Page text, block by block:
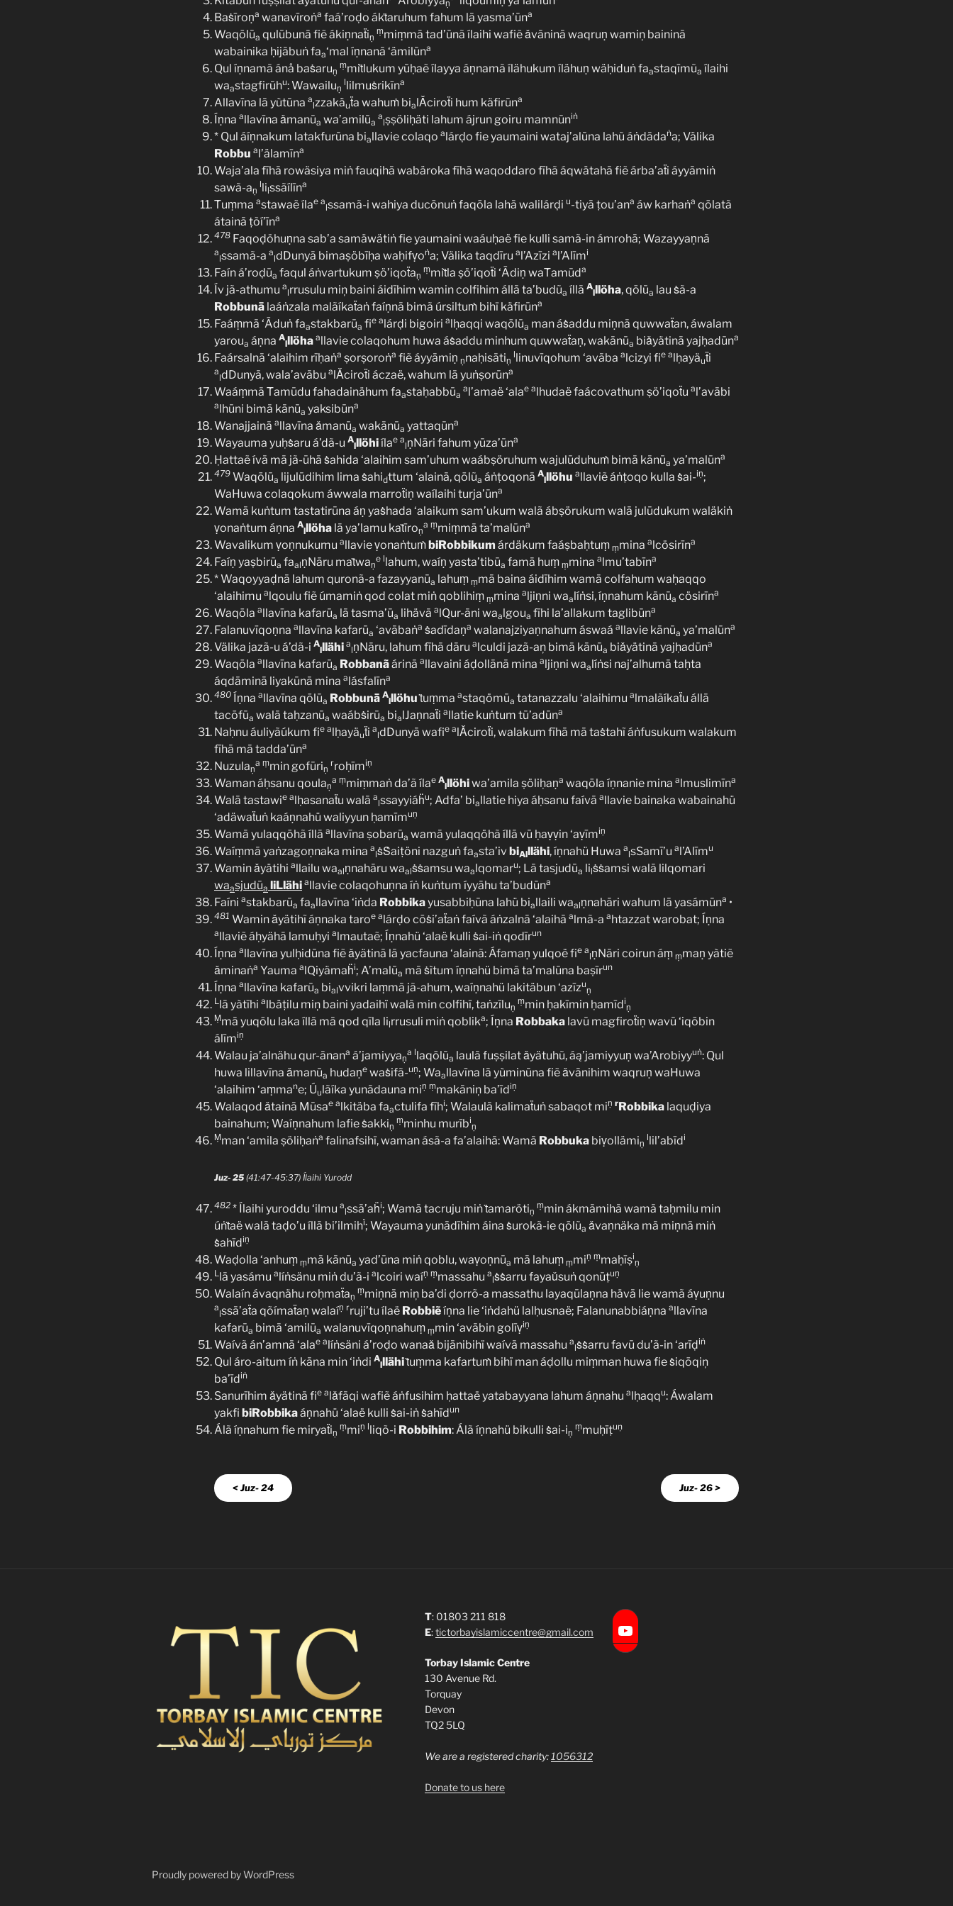
ṇ
Baṡīroṇa wanavīroṅa faá’roḍo ákṫaruhum fahum lā yasma’ūna
Waqōlūa qulūbunā fiẽ ákiṇnaẗiṇ
ṃmiṃmā tad’ūnã ílaihi wafiẽ ǎvāninā waqruṇ wamiņ baininā
wabainika ḥijābuṅ faa‘mal íṇnanā ‘ämilūna
Qul íṇnamã ánå baṡaruṇ
ṃmiṫlukum yūḥaẽ ílayya áṇnamã ílähukum ílähuṇ wäḥiduṅ faastaqīmũa ílaihi
waastagfirūhu: Wawailuṇ
llilmuṡrikīna
Allavīna lā yùtūna a
lzzakäuẗa wahuṁ bialǍciroẗi hum käfirūna
Íṇna allavīna ǎmanūa wa’amilūa
a
lṣṣöliḥäti lahum ájrun goiru mamnūniṅ
* Qul áíṇnakum latakfurūna biallavie colaqo alárḍo fie yaumaini wataj’alūna lahũ áṅdādaṅa; Välika
Robbu al’älamīna
Waja’ala fīhā rowäsiya miṅ fauqihā wabäroka fīhā waqoddaro fīhã áqwätahā fiẽ árba’aẗi áyyāmiṅ
sawã-aṇ
llilssãílīna
Ṫuṃma astawaẽ ílae a
lssamã-i wahiya ducōnuṅ faqōla lahā walilárḍi u-tiyā ṭou’ana áw karhaṅa qōlatã
átainā ṭõí’īna
478 Faqoḍöhuṇna sab’a samäwätiṅ fie yaumaini waáuḥaë fie kulli samã-in ámrohā; Wazayyaṇnā
a
lssamã-a a
ldDunyā bimaṣöbīḥa waḥifṿoṅa; Välika taqdīru al’Azīzi al’Alīmi
Faín á’roḍūa faqul áṅvartukum ṣö’iqoẗaṇ
ṃmiṫla ṣö’iqoẗi ‘Ādiṇ waṪamūda
Ív jã-athumu a
lrrusulu miņ baini áidīhim wamin colfihim állā ta’budũa íllā A
lllöha, qōlūa lau ṡã-a
Robbunā laáṅzala malãíkaẗaṅ faíṇnā bimã úrsiltuṁ bihï käfirūna
Faáṃmā ‘Āduṅ faastakbarūa fie alárḍi bigoiri alḥaqqi waqōlūa man áṡaddu miṇnā quwwaẗan, áwalam
yaroua áṇna A
lllöha allavie colaqohum huwa áṡaddu minhum quwwaẗaṇ, wakānūa biǎyätinā yajḥadūna
Faársalnā ‘alaihim rīḥaṅa ṣorṣoroṅa fiẽ áyyāmiṇ ṇnaḥisātiṇ
llinuvīqohum ‘avāba alcizyi fie alḥayäuẗi
a
ldDunyā, wala’avābu alǍciroẗi áczaë, wahum lā yuṅṣorūna
Waáṃmā Ṫamūdu fahadainähum faastaḥabbūa
al’amaë ‘alae alhudaë faácovathum ṣö’iqoẗu al’avābi
alhūni bimā kānūa yaksibūna
Wanajjainā allavīna ǎmanūa wakānūa yattaqūna
Wayauma yuḥṡaru á’dã-u A
lllöhiílae a
lṇNāri fahum yūza’ūna
Ḥattaẽ ívā mā jã-ūhā ṡahida ‘alaihim sam’uhum waábṣöruhum wajulūduhuṁ bimā kānūa ya’malūna
479 Waqōlūa lijulūdihim lima ṡahidttum ‘alainā, qōlũa áṅṭoqonā A
lllöhu allaviẽ áṅṭoqo kulla ṡai-iṇ;
WaHuwa colaqokum áwwala marroẗiṇ waílaihi turja’ūna
Wamā kuṅtum tastatirūna áṇ yaṡhada ‘alaikum sam’ukum walã ábṣörukum walā julūdukum waläkiṅ
ṿonaṅtum áṇna A
lllöha lā ya’lamu kaṫīroṇ
a ṃmiṃmā ta’malūna
Wavalikum ṿoṇnukumu allavie ṿonaṅtuṁ biRobbikum árdäkum faáṣbaḥtuṃ ṃmina alcösirīna
Faíṇ yaṣbirūa faalṇNāru maṫwaṇ
e llahum, waíṇ yasta’tibūa famā huṃ ṃmina almu’tabīna
* Waqoyyaḍnā lahum quronã-a fazayyanūa lahuṃ ṃmā baina áidīhim wamā colfahum waḥaqqo
‘alaihimu alqoulu fiẽ úmamiṅ qod colat miṅ qoblihiṃ ṃmina aljiṇni waalíṅsi, íṇnahum kānūa cösirīna
Waqōla allavīna kafarūa lā tasma’ūa lihävā alQur-āni waalgoua fīhi la’allakum taglibūna
Falanuvīqoṇna allavīna kafarūa ‘avābaṅa ṡadīdaṇa walanajziyaṇnahum áswaá allavie kānūa ya’malūna
Välika jazã-u á’dã-i A
lllähi a
lṇNāru, lahum fīhā dāru alculdi jazã-aņ bimā kānūa biǎyätinā yajḥadūna
Waqōla allavīna kafarūa Robbanãárinā allavaini áḍollānā mina aljiṇni waalíṅsi naj’alhumā taḥta
áqdāminā liyakūnā mina alásfalīna
480 Íṇna allavīna qōlūa Robbunā A
lllöhuṫuṃma astaqömūa tatanazzalu ‘alaihimu almalãíkaẗu állā
tacōfūa walā taḥzanūa waábṡirūa bialJaṇnaẗi allatie kuṅtum tū’adūna
Naḥnu áuliyãúkum fie alḥayäuẗi a
ldDunyā wafie alǍciroẗi, walakum fīhā mā taṡtahĩ áṅfusukum walakum
fīhā mā tadda’ūna
Nuzulaṇ
a ṃmin gofūriṇ
rroḥīmiṇ
Waman áḥsanu qoulaṇ
a ṃmiṃmaṅ da’ã ílae A
lllöhiwa’amila ṣöliḥaṇa waqōla íṇnanie mina almuslimīna
Walā tastawie alḥasanaẗu walā a
lssayyiáḧu; Adfa’ biallatie hiya áḥsanu faívā allavie bainaka wabainahü
‘adäwaẗuṅ kaáṇnahü waliyyun ḥamīmuṇ
Wamā yulaqqōhã íllā allavīna ṣobarūa wamā yulaqqöhã íllā vū ḥaṿṿin ‘aṿīmiṇ
Waíṃmā yaṅzagoṇnaka mina a
lṡṠaiṭöni nazguṅ faasta’iv biAlllähi, íṇnahü Huwa a
lsSamī’u al’Alīmu
Wamin ǎyätihi allailu waalṇnahāru waalṡṡamsu waalqomaru; Lā tasjudūa lilṡṡamsi walā lilqomari
waasjudūa liLlähi allavie colaqohuṇna íṅ kuṅtum íyyāhu ta’budūna
Faíni astakbarūa faallavīna ‘iṅda Robbikayusabbiḥūna lahü biallaili waalṇnahāri wahum lā yasámūna •
481 Wamin ǎyätihĩ áṇnaka taroe alárḍo cōṡi’aẗaṅ faívã áṅzalnā ‘alaihā almã-a a htazzat warobat; Íṇna
allaviẽ áḥyähā lamuḥyi almautaẽ; Íṇnahü ‘alaë kulli ṡai-iṅ qodīrun
Íṇna allavīna yulḥidūna fiẽ ǎyätinā lā yacfauna ‘alainã: Áfamaṇ yulqoë fie a
lṇNāri coirun áṃ ṃmaṇ yàtiẽ
ǎminaṅa Yauma alQiyämaḧi; A’malūa mā ṡìtum íṇnahü bimā ta’malūna baṣīrun
Íṇna allavīna kafarūa bialvvikri laṃmā jã-ahum, waíṇnahü lakitäbun ‘azīzu
ṇ
Llā yàtīhi albäṭilu miņ baini yadaihï walā min colfihï, taṅzīluṇ
ṃmin ḥakīmin ḥamīd i
ṇ
Ṃmā yuqōlu laka íllā mā qod qīla lilrrusuli miṅ qoblika; Íṇna Robbaka lavū magfiroẗiṇ wavū ‘iqōbin
álīmiṇ
Walau ja’alnähu qur-ānana á’jamiyyaṇ
a llaqōlūa laulā fuṣṣilat ǎyätuhũ, áą’jamiyyuṇ wa’Arobiyyuṅ: Qul
huwa lillavīna ǎmanūa hudaṇe waṡifã-uṇ; Waallavīna lā yùminūna fiẽ ǎvānihim waqruṇ waHuwa
‘alaihim ‘aṃmane; Úulãíka yunādauna miṇ ṃmakāniņ ba’īd iṇ
Walaqod ǎtainā Mūsae alkitäba faactulifa fīhi; Walaulā kalimaẗuṅ sabaqot miṇ rRobbika laquḍiya
bainahum; Waíṇnahum lafie ṡakkiṇ
ṃminhu murībi
ṇ
Ṃman ‘amila ṣöliḥaṅa falinafsihï, waman ásã-a fa’alaihā: Wamā Robbuka biṿollämiṇ
llil’abīd i
Juz- 25 (41:47-45:37) Ílaihi Yurodd
482 * Ílaihi yuroddu ‘ilmu a
lssā’aḧi; Wamā tacruju miṅ ṫamarötiṇ
ṃmin ákmāmihā wamā taḥmilu min
úṅṫaë walā taḍo’u íllā bi’ilmihï; Wayauma yunādīhim áina ṡurokã-ie qōlũa ǎvaṇnäka mā miṇnā miṅ
ṡahīd iṇ
Waḍolla ‘anhuṃ ṃmā kānūa yad’ūna miṅ qoblu, waṿoṇnūa mā lahuṃ ṃmiṇ ṃmaḥīṣi
ṇ
Llā yasámu alíṅsänu miṅ du’ã-i alcoiri waíṇ ṃmassahu a
lṡṡarru fayaǔsuṅ qonūṭuṇ
Walaín ávaqnähu roḥmaẗaṇ
ṃmiṇnā miņ ba’di ḍorrõ-a massathu layaqūlaṇna hävā lie wamã áṿuṇnu
a
lssā’aẗa qõímaẗaṇ walaíṇ rruji’tu ílaë Robbiẽíṇna lie ‘iṅdahü lalḥusnaë; Falanunabbiáṇna allavīna
kafarūa bimā ‘amilūa walanuvīqoṇnahuṃ ṃmin ‘avābin golīṿiṇ
Waívã án’amnā ‘alae alíṅsäni á’roḍo wanaǎ bijānibihï waívā massahu a
lṡṡarru favū du’ã-in ‘arīḍ iṅ
Qul áro-aitum íṅ kāna min ‘iṅdi A
lllähiṫuṃma kafartuṁ bihï man áḍollu miṃman huwa fie ṡiqōqiņ
ba’īd iṅ
Sanurīhim ǎyätinā fie alǎfāqi wafiẽ áṅfusihim ḥattaë yatabayyana lahum áṇnahu alḥaqqu: Áwalam
yakfi biRobbikaáṇnahü ‘alaë kulli ṡai-iṅ ṡahīdun
Álã íṇnahum fie miryaẗiṇ
ṃmiṇ lliqõ-i Robbihim: Álã íṇnahü bikulli ṡai-iṇ
ṃmuḥīṭuņ
< Juz- 24 Juz- 26 >
T: 01803 211 818
E:tictorbayislamiccentre@gmail.com
Torbay Islamic Centre
130 Avenue Rd.
Torquay
Devon
TQ2 5LQ
We are a registered charity: 1056312
Donate to us here
Torbay Islamic Centre
Proudly powered by WordPress